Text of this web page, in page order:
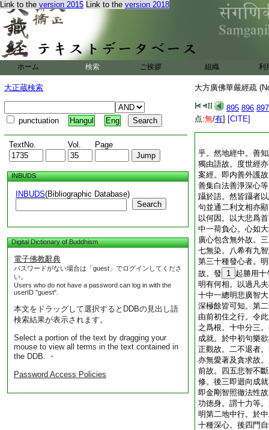
Link to the version 2015 Link to the version 2018
ホーム 検索 ご挨拶 組織 利
大正蔵検索
punctuation Hangul Eng
TextNo. Vol. Page
INBUDS
INBUDS(Bibliographic Database)
Search
Digital Dictionary of Buddhism
電子佛教辭典
パスワードがない場合は「guest」でログインしてくださ
い。
Users who do not have a password can log in with the
userID "guest".
本文をドラッグして選択するとDDBの見出し語
検索結果が表示されます。
Select a portion of the text by dragging your
mouse to view all terms in the text contained in
the DDB. ・
Password Access Policies
大方廣佛華嚴經疏
895 896 897
点:無/有] [CITE]
乎。然地經中。善
獨由語故。度世經
案經。即内善外護
善集白法善淨深心
躡於語。然皆躡者
句並通二利文相亦
以何因。以大悲爲
中一荷負心。心如
廣心包含無外故。
七無染。八希有九
第三十種發心者。
故。發
1 起勝用
明有何相。以過凡
十中一總明悲廣智
深極餘皆可知。第
由前初住之行。令
之爲根。十中分三
成就。於中初句樂
正觀故。二不退者
亦無愛著及貪求故
前故。四五悲智不
修。後三即迴向成
即金剛智照徹法性
功徳身。謂十力等
明第二地中行。於
十種深心。後四門